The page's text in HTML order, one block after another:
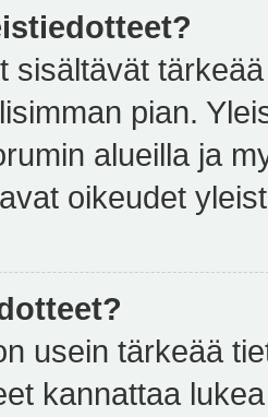
sisältävät
pian.
alueilla ja
oikeudet
usein tärkeää
kannattaa